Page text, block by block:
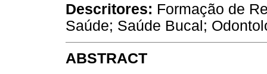
Descritores: Formação de
Saúde; Saúde Bucal;
ABSTRACT